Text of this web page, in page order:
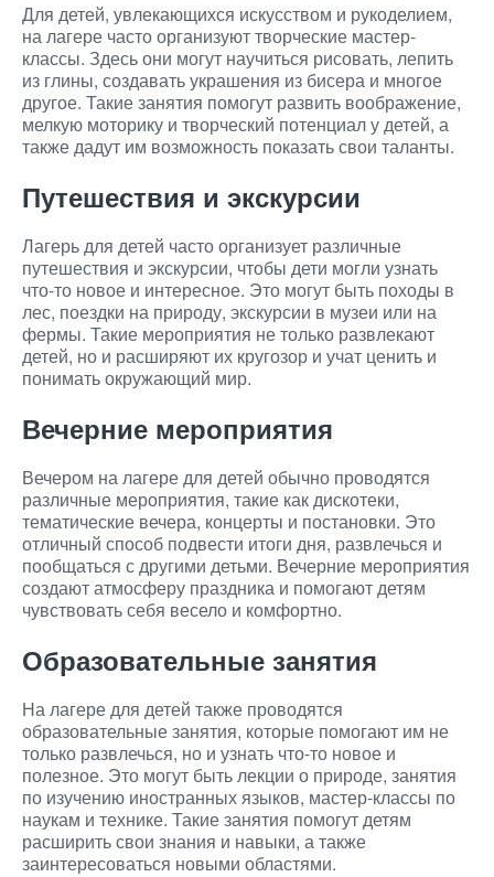
Для детей, увлекающихся искусством и рукоделием,
на лагере часто организуют творческие мастер-
классы. Здесь они могут научиться рисовать, лепить
из глины, создавать украшения из бисера и многое
другое. Такие занятия помогут развить воображение,
мелкую моторику и творческий потенциал у детей, а
также дадут им возможность показать свои таланты.
Путешествия и экскурсии
Лагерь для детей часто организует различные
путешествия и экскурсии, чтобы дети могли узнать
что-то новое и интересное. Это могут быть походы в
лес, поездки на природу, экскурсии в музеи или на
фермы. Такие мероприятия не только развлекают
детей, но и расширяют их кругозор и учат ценить и
понимать окружающий мир.
Вечерние мероприятия
Вечером на лагере для детей обычно проводятся
различные мероприятия, такие как дискотеки,
тематические вечера, концерты и постановки. Это
отличный способ подвести итоги дня, развлечься и
пообщаться с другими детьми. Вечерние мероприятия
создают атмосферу праздника и помогают детям
чувствовать себя весело и комфортно.
Образовательные занятия
На лагере для детей также проводятся
образовательные занятия, которые помогают им не
только развлечься, но и узнать что-то новое и
полезное. Это могут быть лекции о природе, занятия
по изучению иностранных языков, мастер-классы по
наукам и технике. Такие занятия помогут детям
расширить свои знания и навыки, а также
заинтересоваться новыми областями.